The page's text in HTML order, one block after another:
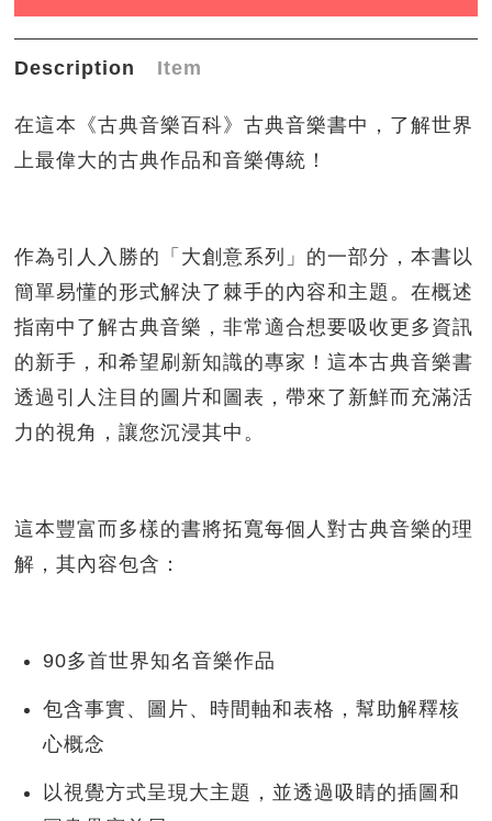
Description Item
在這本《古典音樂百科》古典音樂書中， 了解世界
上最偉大的古典作品和音樂傳統！
作為引人入勝的「大創意系列」的一部分，本書以
簡單易懂的形式解決了棘手的內容和主題。在概述
指南中了解古典音樂，非常適合想要吸收更多資訊
的新手，和希望刷新知識的專家！這本古典音樂書
透過引人注目的圖片和圖表， 帶來了新鮮而充滿活
力的視角，讓您沉浸其中。
這本豐富而多樣的書將拓寬每個人對古典音樂的理
解，其內容包含：
90多首世界知名音樂作品
包含事實、圖片、時間軸和表格，幫助解釋核
心概念
以視覺方式呈現大主題，並透過吸睛的插圖和